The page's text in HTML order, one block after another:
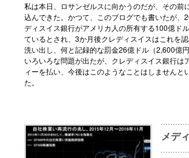
私は本日、ロサンゼルスに向かうのだが、その前
込んできた。かつて、このブログでも書いたが
ディスイス銀行がアメリカ人の所有する100億ド
ているとされ、3か月後クレディスイスはこれを
洗い出し、何と記録的な罰金26億ドル（2,600億
いろいろな問題が出たが、クレディスイス銀行
ィーを払い、今後はこのようなことはしません
た。
メデ